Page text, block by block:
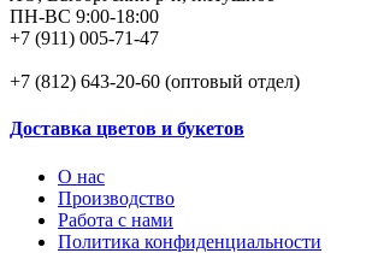
ПН-ВС 9:00-18:00
+7 (911) 005-71-47
+7 (812) 643-20-60 (оптовый отдел)
Доставка цветов и букетов
О нас
Производство
Работа с нами
Политика конфиденциальности